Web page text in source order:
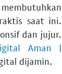
saat ini.
dan jujur.
Aman |
dijamin.